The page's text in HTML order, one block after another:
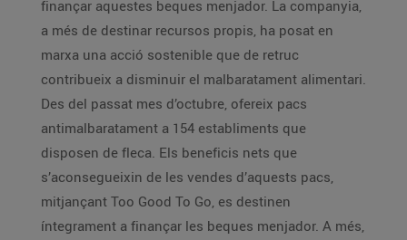
finançar aquestes beques menjador. La companyia,
a més de destinar recursos propis, ha posat en
marxa una acció sostenible que de retruc
contribueix a disminuir el malbaratament alimentari.
Des del passat mes d’octubre, ofereix pacs
antimalbaratament a 154 establiments que
disposen de fleca. Els beneficis nets que
s’aconsegueixin de les vendes d’aquests pacs,
mitjançant Too Good To Go, es destinen
íntegrament a finançar les beques menjador. A més,